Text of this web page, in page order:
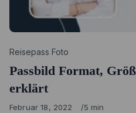
Category
Reisepass Foto
Passbild Format,
erklärt
Published
Februar 18, 2022 5 min